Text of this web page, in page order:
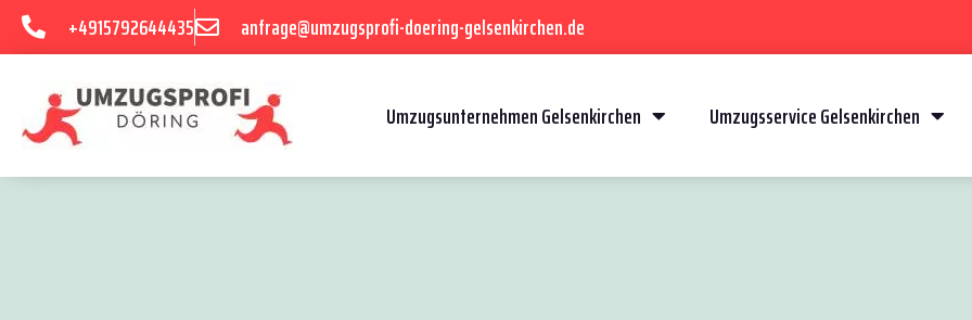
+4915792644435 anfrage@umzugsprofi-doering-gelsenkirchen.de
Umzugsunternehmen Gelsenkirchen Umzugsservice Gelsenkirchen